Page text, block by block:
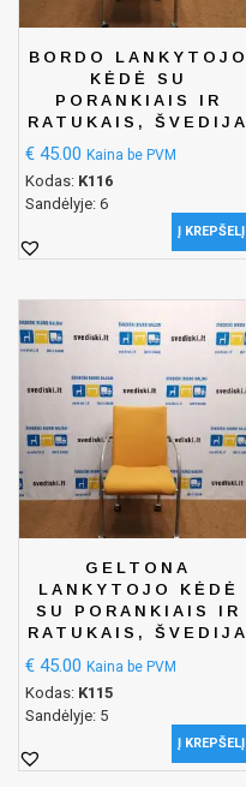
BORDO LANKYTOJO
KĖDĖ SU
PORANKIAIS IR
RATUKAIS, ŠVEDIJA
€ 45.00 Kaina be PVM
Kodas: K116
Sandėlyje: 6
Į KREPŠELĮ
GELTONA
LANKYTOJO KĖDĖ
SU PORANKIAIS IR
RATUKAIS, ŠVEDIJA
€ 45.00 Kaina be PVM
Kodas: K115
Sandėlyje: 5
Į KREPŠELĮ